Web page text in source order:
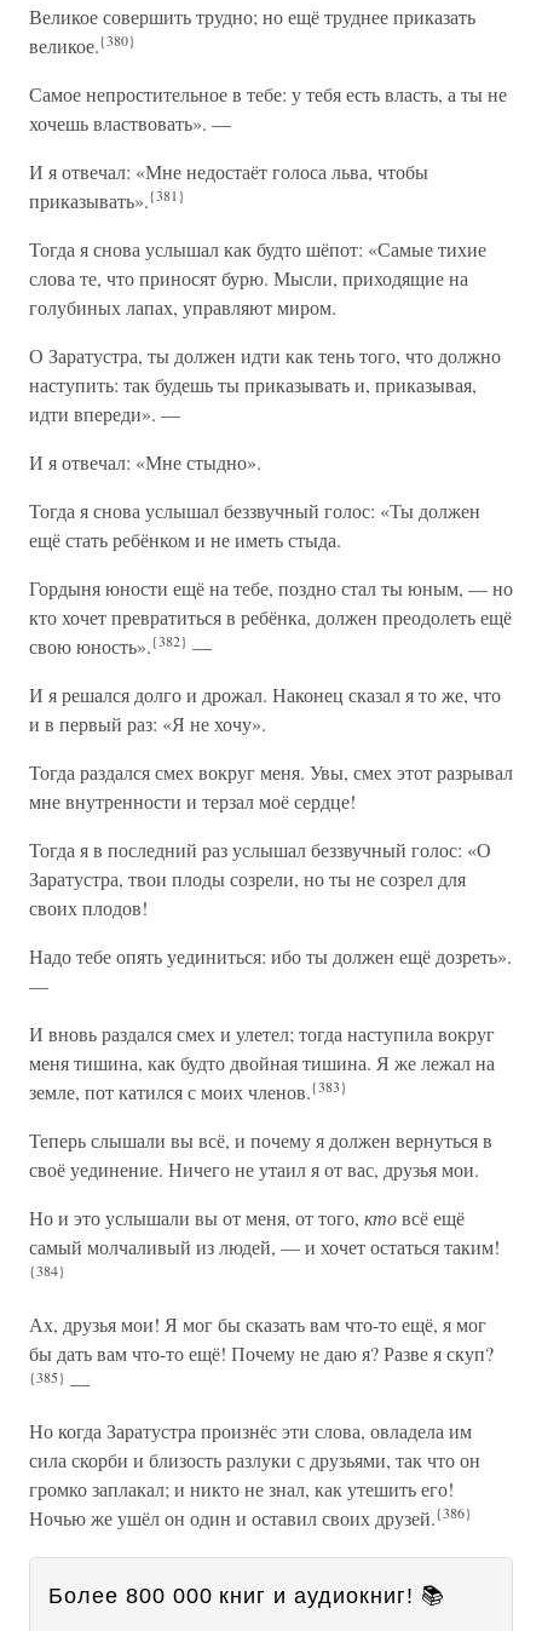
Великое совершить трудно; но ещё труднее приказать
великое.{380}
Самое непростительное в тебе: у тебя есть власть, а ты не
хочешь властвовать». —
И я отвечал: «Мне недостаёт голоса льва, чтобы
приказывать».{381}
Тогда я снова услышал как будто шёпот: «Самые тихие
слова те, что приносят бурю. Мысли, приходящие на
голубиных лапах, управляют миром.
О Заратустра, ты должен идти как тень того, что должно
наступить: так будешь ты приказывать и, приказывая,
идти впереди». —
И я отвечал: «Мне стыдно».
Тогда я снова услышал беззвучный голос: «Ты должен
ещё стать ребёнком и не иметь стыда.
Гордыня юности ещё на тебе, поздно стал ты юным, — но
кто хочет превратиться в ребёнка, должен преодолеть ещё
свою юность».{382} —
И я решался долго и дрожал. Наконец сказал я то же, что
и в первый раз: «Я не хочу».
Тогда раздался смех вокруг меня. Увы, смех этот разрывал
мне внутренности и терзал моё сердце!
Тогда я в последний раз услышал беззвучный голос: «О
Заратустра, твои плоды созрели, но ты не созрел для
своих плодов!
Надо тебе опять уединиться: ибо ты должен ещё дозреть».
—
И вновь раздался смех и улетел; тогда наступила вокруг
меня тишина, как будто двойная тишина. Я же лежал на
земле, пот катился с моих членов.{383}
Теперь слышали вы всё, и почему я должен вернуться в
своё уединение. Ничего не утаил я от вас, друзья мои.
Но и это услышали вы от меня, от того, ктовсё ещё
самый молчаливый из людей, — и хочет остаться таким!
{384}
Ах, друзья мои! Я мог бы сказать вам что-то ещё, я мог
бы дать вам что-то ещё! Почему не даю я? Разве я скуп?
{385} —
Но когда Заратустра произнёс эти слова, овладела им
сила скорби и близость разлуки с друзьями, так что он
громко заплакал; и никто не знал, как утешить его!
Ночью же ушёл он один и оставил своих друзей.{386}
Более 800 000 книг и аудиокниг! 📚